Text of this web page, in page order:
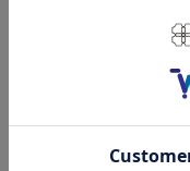
防シワ／着用中シワに
速乾／汗をかいてもさ
乾くお手入れ時短シャ